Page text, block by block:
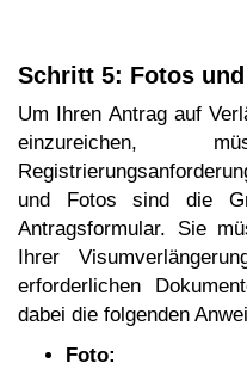
Schritt 5: Fotos
Um Ihren Antrag auf
einzureichen,
und Fotos sind die
Antragsformular. Sie
Ihrer
erforderlichen
dabei die folgenden
Foto: